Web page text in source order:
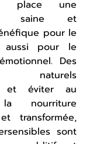
place une
saine et
pour le
aussi pour le
Des
naturels
et éviter au
la nourriture
transformée,
sont